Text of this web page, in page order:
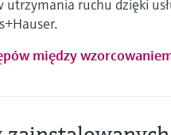
utrzymania ruchu dzięki
między